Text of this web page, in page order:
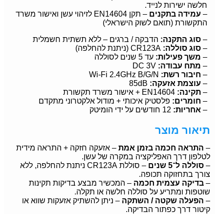
חלשה ישירות לנייד.
– עמידה בתקנים
– תקן EN14604 לזיהוי עשן ואישור משרד
התקשורת (תואם לשוק הישראלי)
– סוג התקנה: הדבקה / ברגים – ללא תשתית חשמלית
– סוג סוללה:
– משך פעילות: עד 5 שנים לסוללה
– מתח עבודה:
– חיבור רשת:
– עוצמת אזעקה:
– תקינה:
– חומרים: פלסטיק איכותי + מודול אלקטרוני מתקדם
– אחריות:
תיאור מוצר
– התראה חכמה בזמן אמת – אזעקה חזקה + התראה מידית
לטלפון דרך האפליקציה במקרה של עשן.
– סוללה ל־5 שנים
– סוללת CR123A ניתנת להחלפה, ללא
צורך בתחזוקה תכופה.
– בדיקה עצמית חכמה – המכשיר מבצע בדיקות תקינות
שוטפות ומתריע על סוללה חלשה או תקלה.
– הפעלה שקטה / השתקה – ניתן להשתיק אזעקות שווא או
קיטור דרך כפתור הבדיקה.